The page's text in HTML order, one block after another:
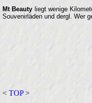
Mt Beauty liegt wenige
Souvenirläden und dergl. Wer
< TOP>